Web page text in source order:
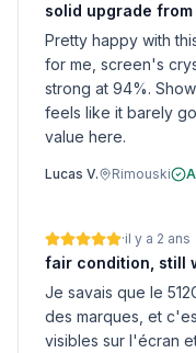
solid upgrade from
Pretty happy with
for me, screen's
strong at 94%.
feels like it barely
value here.
Lucas V. Rimouski
·il y a 2 ans
fair condition, still
Je savais que le
des marques, et
visibles sur l'écran